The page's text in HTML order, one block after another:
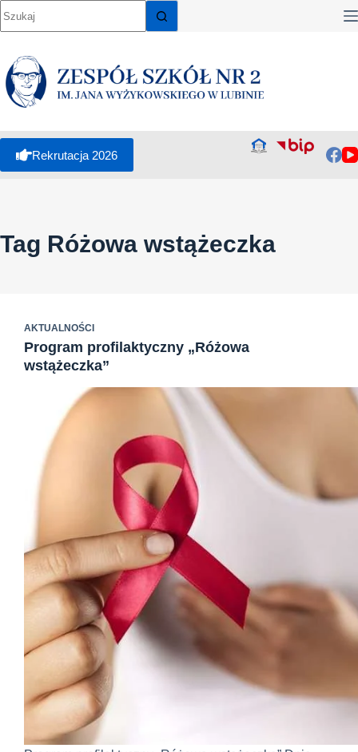
Przejdź
do
Rekrutacja 2026
Tag Różowa wstążeczka
AKTUALNOŚCI
Program profilaktyczny „Różowa
wstążeczka”